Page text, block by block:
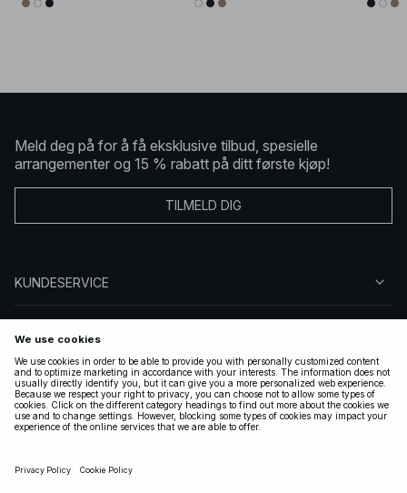
Meld deg på for å få eksklusive tilbud, spesielle
arrangementer og 15 % rabatt på ditt første kjøp!
TILMELD DIG
KUNDESERVICE
FØLG OSS
LOVLIG